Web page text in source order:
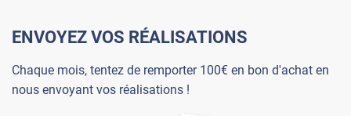
ENVOYEZ VOS RÉALISATIONS
Chaque mois, tentez de remporter 100€ en bon d'achat en
nous envoyant vos réalisations !